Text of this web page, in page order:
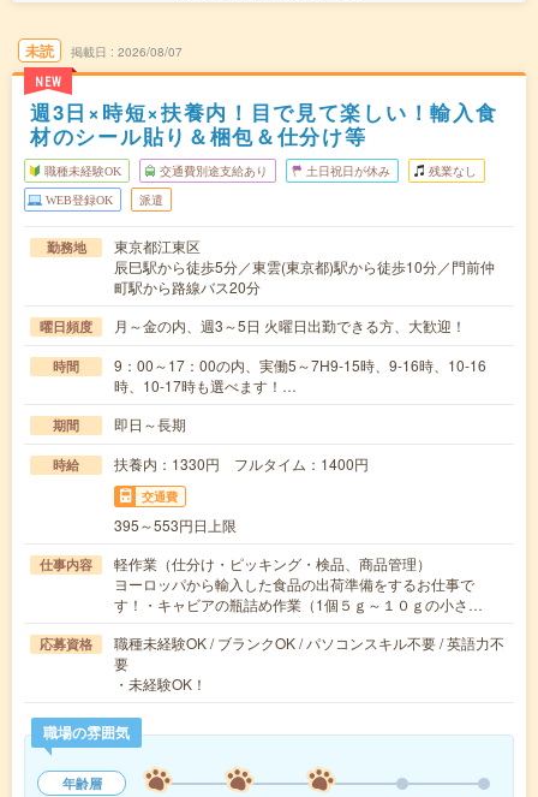
未読
NEW
掲載日 2026/08/07
週3日×時短×扶養内！目で見て楽しい！輸入食
材のシール貼り＆梱包＆仕分け等
職種未経験OK 交通費別途支給あり 土日祝日が休み 残業なし
WEB登録OK 派遣
勤務地
東京都江東区
辰巳駅から徒歩5分／東雲(東京都)駅から徒歩10分／門前仲
町駅から路線バス20分
曜日頻度 月～金の内、週3～5日 火曜日出勤できる方、大歓迎！
時間
9：00～17：00の内、実働5～7H9-15時、9-16時、10-16
時、10-17時も選べます！…
期間 即日～長期
時給 扶養内：1330円 フルタイム：1400円
交通費
395～553円日上限
仕事内容
軽作業（仕分け・ピッキング・検品、商品管理）
ヨーロッパから輸入した食品の出荷準備をするお仕事で
す！・キャビアの瓶詰め作業（1個５ｇ～１０ｇの小さ…
応募資格
職種未経験OK / ブランクOK / パソコンスキル不要 / 英語力不
要
・未経験OK！
職場の雰囲気
年齢層